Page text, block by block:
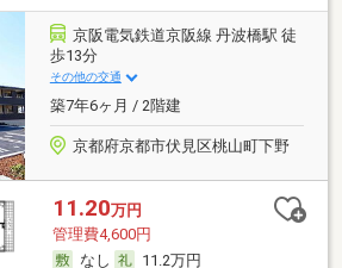
京阪電気鉄道京阪線 丹波橋駅 徒
歩13分
その他の交通
築7年6ヶ月 / 2階建
京都府京都市伏見区桃山町下野
11.20万円
管理費4,600円
なし
11.2万円